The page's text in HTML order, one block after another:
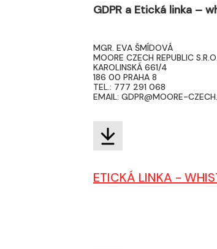
GDPR a Etická linka –
MGR. EVA ŠMÍDOVÁ
MOORE CZECH REPUBLIC
KAROLINSKÁ 661/4
186 00 PRAHA 8
TEL.: 777 291 068
EMAIL: GDPR@MOORE-
ETICKÁ LINKA -